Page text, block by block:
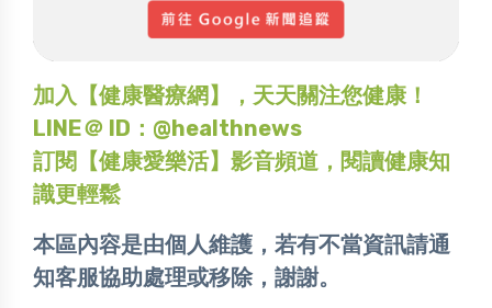
加入【健康醫療網】，天天關注您健康！
LINE＠ ID：@healthnews
訂閱【健康愛樂活】影音頻道，閱讀健康知
識更輕鬆
本區內容是由個人維護，若有不當資訊請通
知客服協助處理或移除，謝謝。